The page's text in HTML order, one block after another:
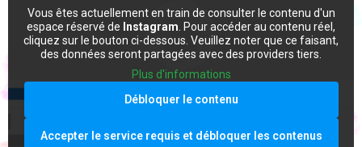
Vous êtes actuellement en train de consulter le contenu d'un
espace réservé de Instagram . Pour accéder au contenu réel,
cliquez sur le bouton ci-dessous. Veuillez noter que ce faisant,
des données seront partagées avec des providers tiers.
Plus d'informations
Débloquer le contenu
Accepter le service requis et débloquer les contenus